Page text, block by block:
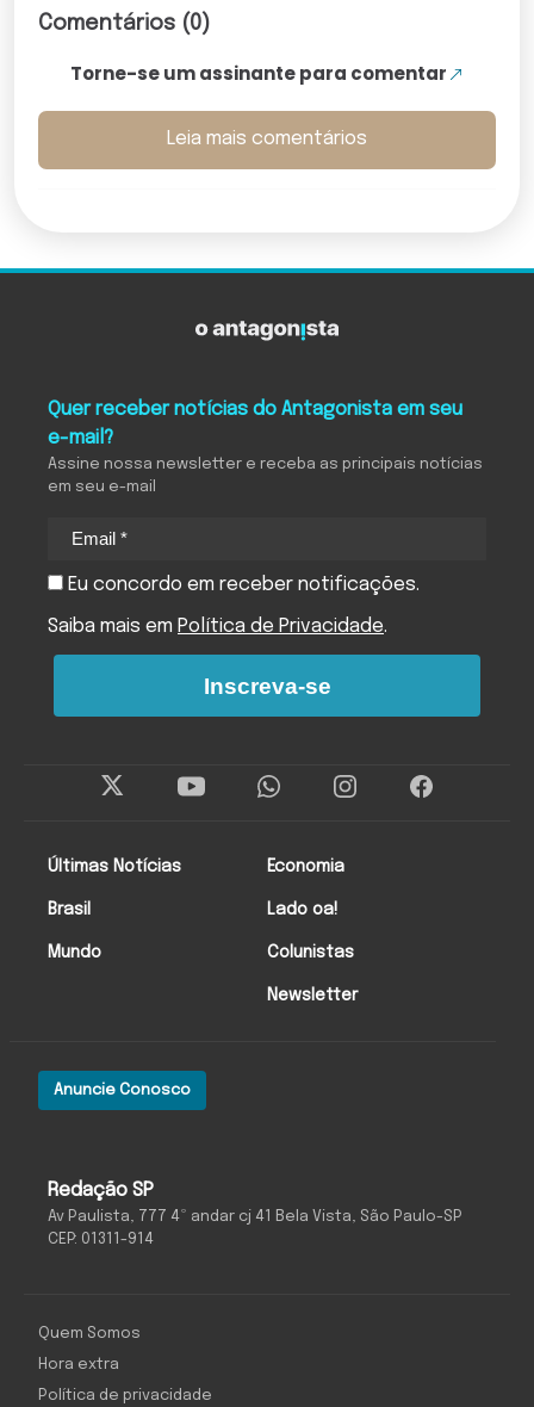
Comentários (0)
Torne-se um assinante para comentar
Leia mais comentários
Redação SP
Av Paulista, 777 4º andar cj 41 Bela Vista, São Paulo-SP
CEP: 01311-914
Anuncie Conosco
Últimas Notícias
Brasil
Mundo
Economia
Lado oa!
Colunistas
Newsletter
Quer receber notícias do Antagonista em seu
e-mail?
Assine nossa newsletter e receba as principais notícias
em seu e-mail
Eu concordo em receber notificações.
Saiba mais em Política de Privacidade.
Inscreva-se
Quem Somos
Hora extra
Política de privacidade